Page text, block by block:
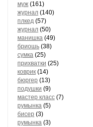
муж (161)
журнал (140)
плкед (57)
журнал (50)
манишка (49)
бриошь (38)
сумка (25)
прихватки (25)
коврик (14)
бюргер (13)
подушки (9)
мастер класс (7)
румынка (5)
бисер (3)
румынка (3)